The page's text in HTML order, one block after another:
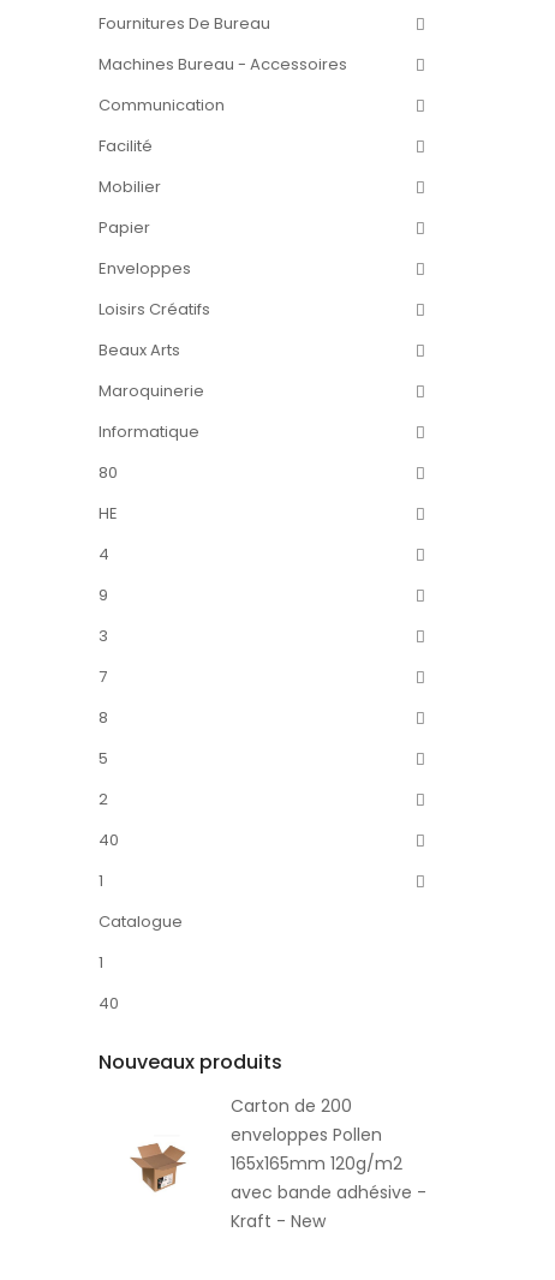
Fournitures De Bureau
Machines Bureau - Accessoires
Communication
Facilité
Mobilier
Papier
Enveloppes
Loisirs Créatifs
Beaux Arts
Maroquinerie
Informatique
80
HE
4
9
3
7
8
5
2
40
1
Catalogue
1
40
Nouveaux produits
Carton de 200
enveloppes Pollen
165x165mm 120g/m2
avec bande adhésive -
Kraft - New